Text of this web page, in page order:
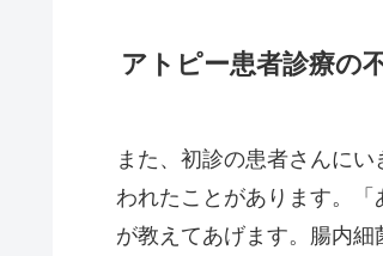
アトピー患者診療の
また、初診の患者さんに
われたことがあります。
が教えてあげます。腸内